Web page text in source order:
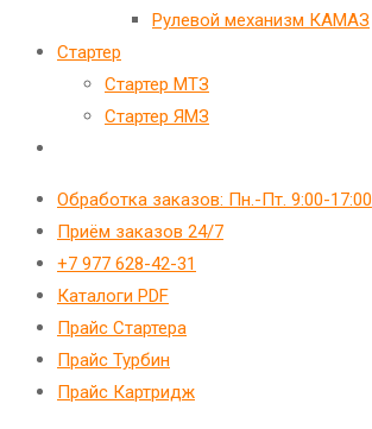
Рулевой механизм КАМАЗ
Стартер
Стартер МТЗ
Стартер ЯМЗ
по
веб-
сайту
Обработка заказов: Пн.-Пт. 9:00-17:00
Приём заказов 24/7
+7 977 628-42-31
Каталоги PDF
Прайс Стартера
Прайс Турбин
Прайс Картридж